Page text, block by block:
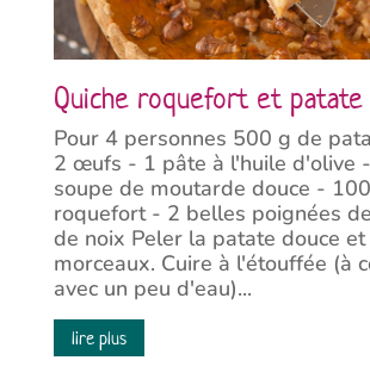
Quiche roquefort et patate
Pour 4 personnes 500 g de
2 œufs - 1 pâte à l'huile d'olive
soupe de moutarde douce -
roquefort - 2 belles poignées
de noix Peler la patate douce et
morceaux. Cuire à l'étouffée (à
avec un peu d'eau)...
lire plus